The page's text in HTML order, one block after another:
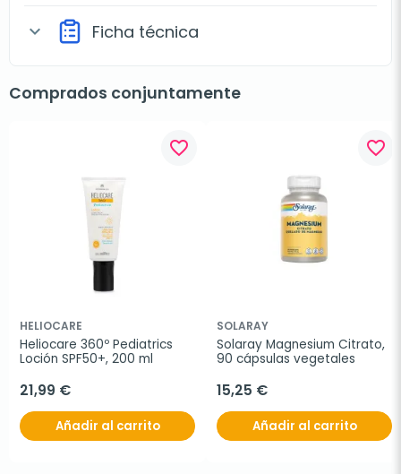
expand_more Ficha técnica
Comprados conjuntamente
favorite_border
HELIOCARE
Heliocare 360º Pediatrics
Loción SPF50+, 200 ml
21,99 €
Añadir al carrito
favorite_border
SOLARAY
Solaray Magnesium Citrato,
90 cápsulas vegetales
15,25 €
Añadir al carrito